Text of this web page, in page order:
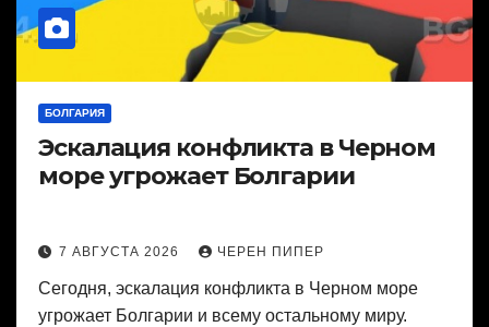
БОЛГАРИЯ
Эскалация конфликта в Черном
море угрожает Болгарии
7 АВГУСТА 2026 ЧЕРЕН ПИПЕР
Сегодня, эскалация конфликта в Черном море
угрожает Болгарии и всему остальному миру.